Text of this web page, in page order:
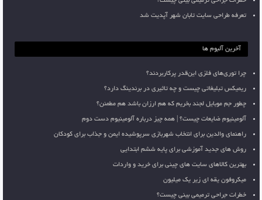
تعرفه طراحی سایت تابان شهر آپدیت شد
آخرین آلبوم ها
چرا توری‌های فلزی این‌قدر پرکاربردند؟
ریمیکس تبلیغاتی چیست و چه تاثیری در برندینگ دارد؟
چطور جم موبایل لجند بخریم که هم ارزان باشد هم مطمئن؟
آلومینیوم ضایعات چیست؟ | همه چیز درباره آلومینیوم دست دوم
راهنمای والدین برای انتخاب شهربازی سرپوشیده ایمن و جذاب برای کودکان
روش های جدید آموزشی برای پایه ششم ابتدایی
بهترین کالاهای سایت های چینی برای خرید و واردات
میکروفون یقه ای زیر یک میلیون
خطرات جراحی ترمیمی بینی چیست؟